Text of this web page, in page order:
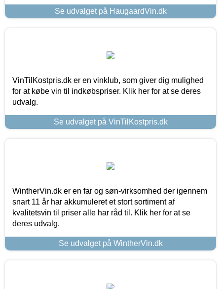
Se udvalget på HaugaardVin.dk
VinTilKostpris.dk er en vinklub, som giver dig mulighed
for at købe vin til indkøbspriser. Klik her for at se deres
udvalg.
Se udvalget på VinTilKostpris.dk
WintherVin.dk er en far og søn-virksomhed der igennem
snart 11 år har akkumuleret et stort sortiment af
kvalitetsvin til priser alle har råd til. Klik her for at se
deres udvalg.
Se udvalget på WintherVin.dk